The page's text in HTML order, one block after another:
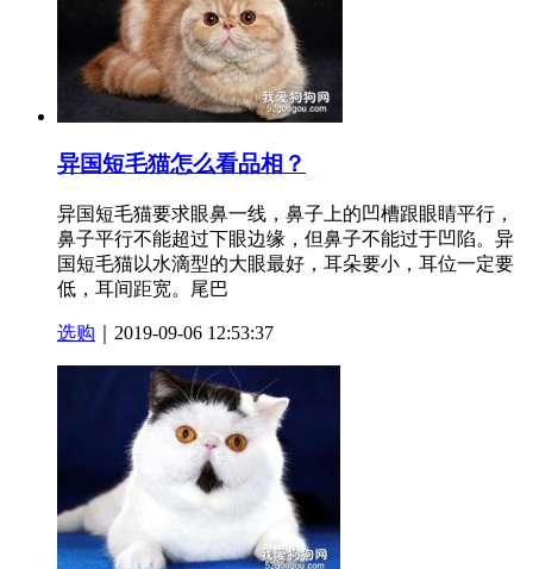
异国短毛猫怎么看品相？
异国短毛猫要求眼鼻一线，鼻子上的凹槽跟眼睛平行，
鼻子平行不能超过下眼边缘，但鼻子不能过于凹陷。异
国短毛猫以水滴型的大眼最好，耳朵要小，耳位一定要
低，耳间距宽。尾巴
选购 ｜2019-09-06 12:53:37